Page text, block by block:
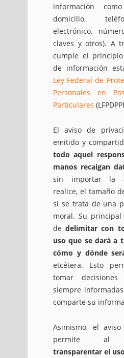
información
domicilio,
electrónico,
claves y otros). A
cumple el
de información
Ley Federal de
Personales en
Particulares
El aviso de
emitido y
todo aquel
manos recaigan
sin importar la
realice, el tamaño
si se trata de una
moral. Su
dedelimitar con
uso que se dará a
cómo y dónde
etcétera. Esto
tomar
siempre
comparte su
Asimismo, el
permite al
transparentar el